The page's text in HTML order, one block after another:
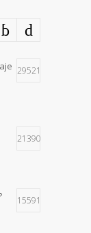
29521
21390
15591